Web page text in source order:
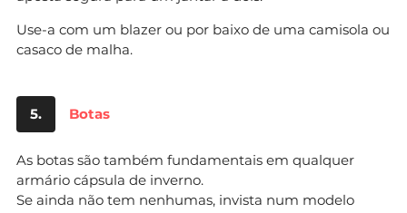
Use-a com um blazer ou por baixo de uma camisola ou
casaco de malha.
5. Botas
As botas são também fundamentais em qualquer
armário cápsula de inverno.
Se ainda não tem nenhumas, invista num modelo